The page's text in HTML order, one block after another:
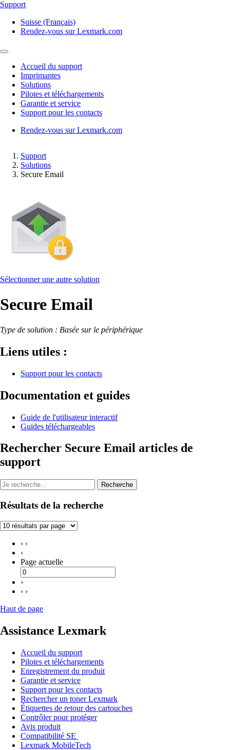
Support
Suisse (Français)
Rendez-vous sur Lexmark.com
Accueil du support
Imprimantes
Solutions
Pilotes et téléchargements
Garantie et service
Support pour les contacts
Rendez-vous sur Lexmark.com
Support
Solutions
Secure Email
Sélectionner une autre solution
Secure Email
Type de solution : Basée sur le périphérique
Liens utiles :
Support pour les contacts
Documentation et guides
Guide de l'utilisateur interactif
Guides téléchargeables
Rechercher Secure Email articles de
support
Recherche
Résultats de la recherche
‹ ‹
‹
Page actuelle
›
› ›
Haut de page
Assistance Lexmark
Accueil du support
Pilotes et téléchargements
Enregistrement du produit
Garantie et service
Support pour les contacts
Rechercher un toner Lexmark
Étiquettes de retour des cartouches
Contrôler pour protéger
Avis produit
Compatibilité SE
Lexmark MobileTech